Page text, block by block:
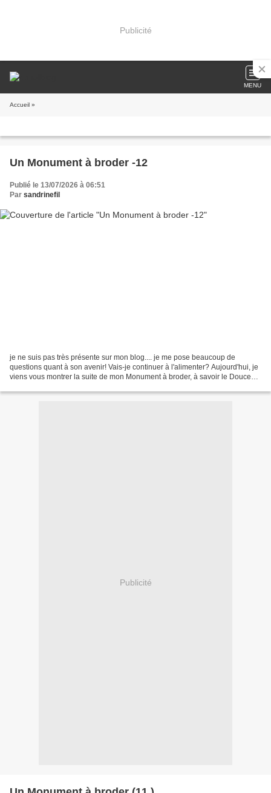
Publicité
MENU
Accueil »
Un Monument à broder -12
Publié le 13/07/2026 à 06:51
Par sandrinefil
je ne suis pas très présente sur mon blog.... je me pose beaucoup de
questions quant à son avenir! Vais-je continuer à l'alimenter? Aujourd'hui, je
viens vous montrer la suite de mon Monument à broder, à savoir le Douce
Publicité